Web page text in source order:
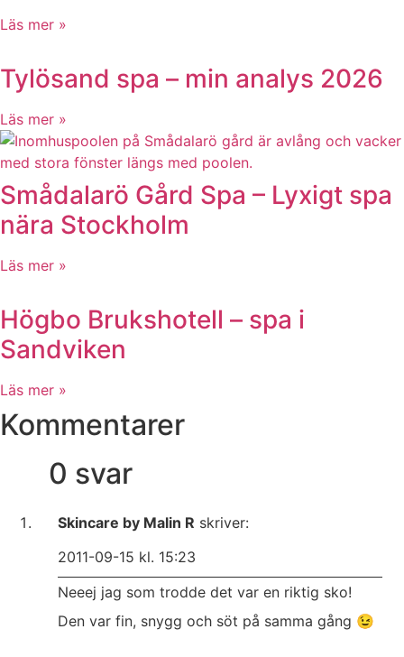
Läs mer »
Tylösand spa – min analys 2026
Läs mer »
Smådalarö Gård Spa – Lyxigt spa
nära Stockholm
Läs mer »
Högbo Brukshotell – spa i
Sandviken
Läs mer »
Kommentarer
0 svar
Skincare by Malin R skriver:
2011-09-15 kl. 15:23
Neeej jag som trodde det var en riktig sko!
Den var fin, snygg och söt på samma gång 😉